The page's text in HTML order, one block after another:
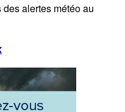
alertes météo au